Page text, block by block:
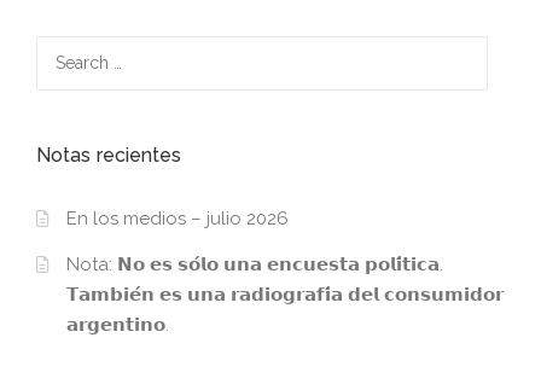
Notas recientes
En los medios – julio 2026
Nota: 𝗡𝗼 𝗲𝘀 𝘀𝗼́𝗹𝗼 𝘂𝗻𝗮 𝗲𝗻𝗰𝘂𝗲𝘀𝘁𝗮 𝗽𝗼𝗹𝗶́𝘁𝗶𝗰𝗮.
𝗧𝗮𝗺𝗯𝗶𝗲́𝗻 𝗲𝘀 𝘂𝗻𝗮 𝗿𝗮𝗱𝗶𝗼𝗴𝗿𝗮𝗳𝗶́𝗮 𝗱𝗲𝗹 𝗰𝗼𝗻𝘀𝘂𝗺𝗶𝗱𝗼𝗿
𝗮𝗿𝗴𝗲𝗻𝘁𝗶𝗻𝗼.